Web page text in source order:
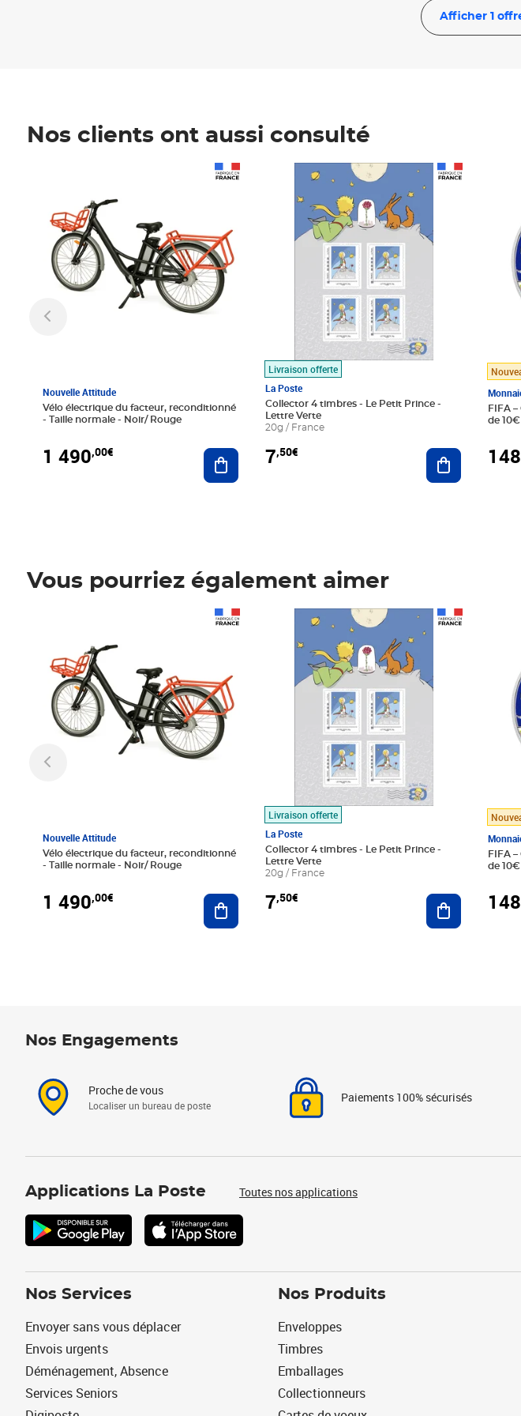
Afficher 1
Nos clients ont aussi consulté
Nouvelle Attitude
Vélo électrique du facteur, reconditionné
- Taille normale - Noir/ Rouge
1 490,00€ Ajouter au panier
Livraison offerte
La Poste
Collector 4 timbres - Le Petit Prince -
Lettre Verte
20g / France
7,50€
Prix 7,50€
Ajouter au
FIFA
de
148
Vous pourriez également aimer
Nouvelle Attitude
Vélo électrique du facteur, reconditionné
- Taille normale - Noir/ Rouge
1 490,00€ Ajouter au panier
Livraison offerte
La Poste
Collector 4 timbres - Le Petit Prince -
Lettre Verte
20g / France
7,50€
Prix 7,50€
Ajouter au
FIFA
de
148
Nos Engagements
Proche de vous
Localiser un bureau de poste
Paiements 100% sécurisés
Applications La Poste Toutes nos applications
Nos Services
Envoyer sans vous déplacer
Envois urgents
Déménagement, Absence
Services Seniors
Nos Produits
Enveloppes
Timbres
Emballages
Collectionneurs